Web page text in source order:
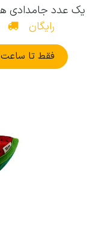
یک عدد جامدادی
رایگان
فقط تا ساعت 4 بامداد روز دوشنبه فرصت